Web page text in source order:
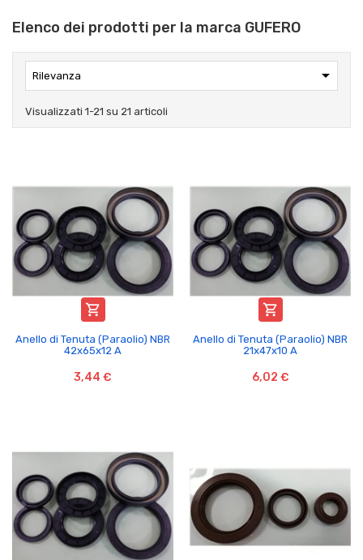
Elenco dei prodotti per la marca GUFERO
Rilevanza 
Visualizzati 1-21 su 21 articoli

Anello di Tenuta (Paraolio) NBR
42x65x12 A
3,44 €

Anello di Tenuta (Paraolio) NBR
21x47x10 A
6,02 €